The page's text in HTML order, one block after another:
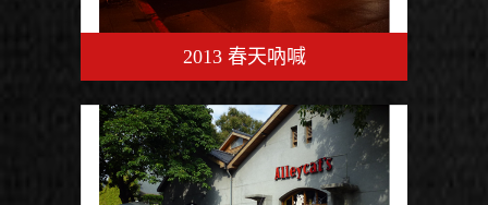
2013 春天吶喊